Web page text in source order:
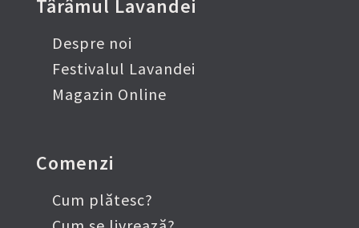
Târâmul Lavandei
Despre noi
Festivalul Lavandei
Magazin Online
Comenzi
Cum plătesc?